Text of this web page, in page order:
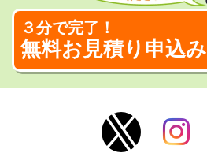
３分で完了！
無料お見積り申込み